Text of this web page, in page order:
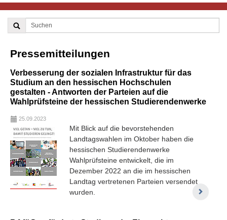
Pressemitteilungen
Verbesserung der sozialen Infrastruktur für das
Studium an den hessischen Hochschulen
gestalten - Antworten der Parteien auf die
Wahlprüfsteine der hessischen Studierendenwerke
25.09.2023
Mit Blick auf die bevorstehenden
Landtagswahlen im Oktober haben die
hessischen Studierendenwerke
Wahlprüfsteine entwickelt, die im
Dezember 2022 an die im hessischen
Landtag vertretenen Parteien versendet
wurden.